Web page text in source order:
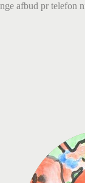
afbud pr telefon